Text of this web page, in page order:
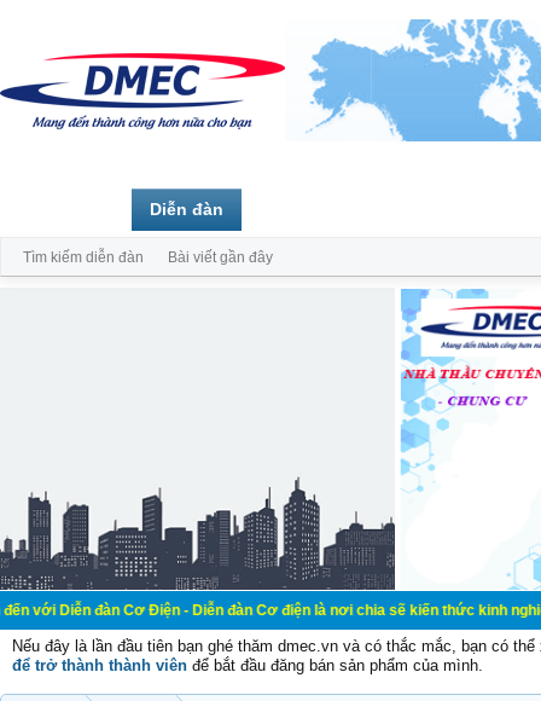
đàn Cơ Điện - Diễn đàn Cơ điện là nơi chia sẽ kiến thức kinh nghiệm
Nếu đây là lần đầu tiên bạn ghé thăm dmec.vn và có thắc mắc, bạn có
để trở thành thành viên để bắt đầu đăng bán sản phẩm của mình.
Diễn đàn
Tìm kiếm diễn đàn Bài viết gần đây